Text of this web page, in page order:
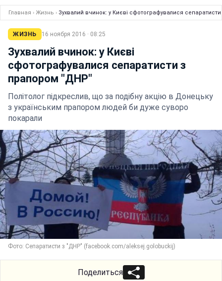
Главная › Жизнь › Зухвалий вчинок: у Києві сфотографувалися
ЖИЗНЬ 16 ноября 2016 · 08:25
Зухвалий вчинок: у Києві
сфотографувалися сепаратисти з
прапором "ДНР"
Політолог підкреслив, що за подібну акцію в Донецьку
з українським прапором людей би дуже суворо
покарали
Фото: Сепаратисти з "ДНР" (facebook.com/aleksej.golobuckij)
Поделиться